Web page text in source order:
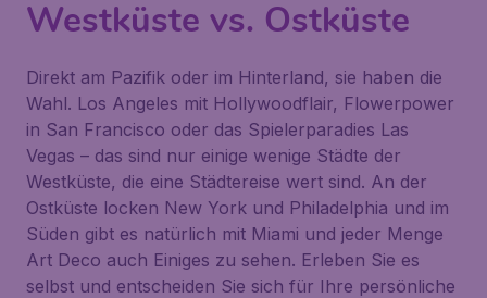
Westküste vs. Ostküste
Direkt am Pazifik oder im Hinterland, sie haben die
Wahl. Los Angeles mit Hollywoodflair, Flowerpower
in San Francisco oder das Spielerparadies Las
Vegas – das sind nur einige wenige Städte der
Westküste, die eine Städtereise wert sind. An der
Ostküste locken New York und Philadelphia und im
Süden gibt es natürlich mit Miami und jeder Menge
Art Deco auch Einiges zu sehen. Erleben Sie es
selbst und entscheiden Sie sich für Ihre persönliche